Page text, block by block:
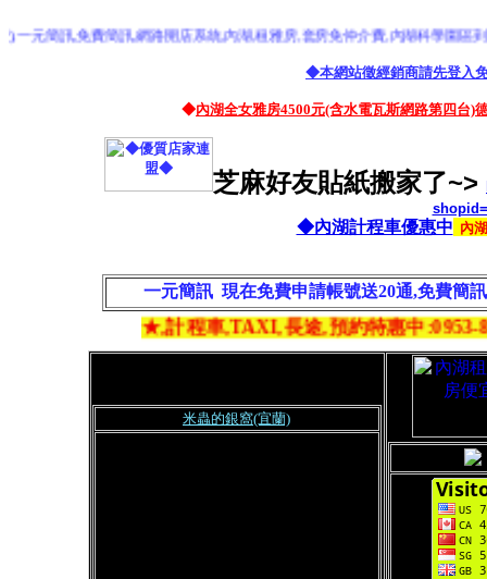
訊,免費簡訊,網路開店系統,內湖,租雅房,套房免仲介費,內湖科學園區到,桃園
◆本網站徵經銷商請先登入
◆內湖全女雅房4500元(含水電瓦斯網路第四台)
芝麻好友貼紙搬家了~>
◆內湖計程車優惠中 內
一元簡訊 現在免費申請帳號送20通,免費簡
★,計程車,TAXI,長途,預約特惠中:0953-
米蟲的銀窩(宜蘭)